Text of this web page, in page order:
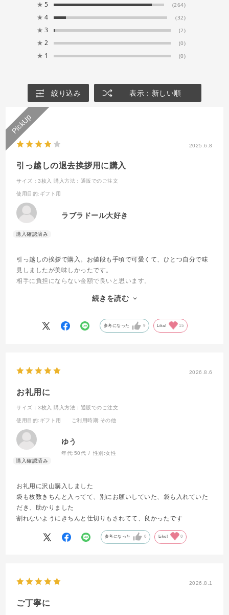
★ 5 (264)
★ 4 (32)
★ 3 (2)
★ 2 (0)
★ 1 (0)
絞り込み 表示：新しい順
2025.6.8
引っ越しの退去挨拶用に購入
サイズ：3枚入 購入方法：通販でのご注文
使用目的:ギフト用
ラブラドール大好き
引っ越しの挨拶で購入。お値段も手頃で可愛くて、ひとつ自分で味
見しましたが美味しかったです。
相手に負担にならない金額で良いと思います。
会があれば色んなイベントで使えそうなので利用したいと思いま
続きを読む
参考になった 9 Like! 15
2026.8.6
お礼用に
サイズ：3枚入 購入方法：通販でのご注文
使用目的:ギフト用 ご利用時期:その他
ゆう
年代:50代 性別:女性
お礼用に沢山購入しました
袋も枚数きちんと入ってて、別にお願いしていた、袋も入れていた
だき、助かりました
割れないようにきちんと仕切りもされてて、良かったです
参考になった 0 Like! 0
2026.8.1
ご丁寧に